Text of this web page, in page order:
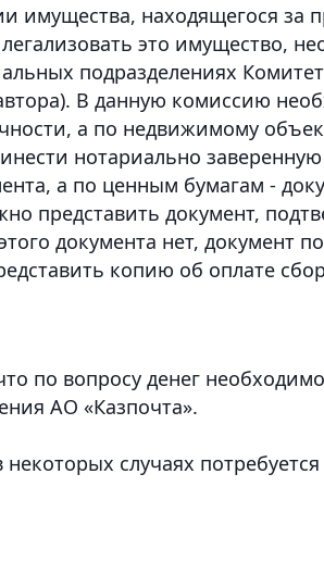
имущества, находящегося за
это имущество,
подразделениях
В данную комиссию
а по недвижимому
нотариально
а по ценным бумагам -
представить документ,
документа нет, документ
копию об оплате
по вопросу денег
АО «Казпочта».
случаях